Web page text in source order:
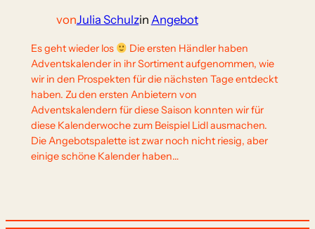
vonJulia Schulzin Angebot
Es geht wieder los
Die ersten Händler haben
Adventskalender in ihr Sortiment aufgenommen, wie
wir in den Prospekten für die nächsten Tage entdeckt
haben. Zu den ersten Anbietern von
Adventskalendern für diese Saison konnten wir für
diese Kalenderwoche zum Beispiel Lidl ausmachen.
Die Angebotspalette ist zwar noch nicht riesig, aber
einige schöne Kalender haben…